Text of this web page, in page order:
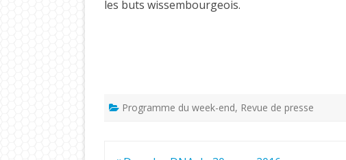
les buts wissembourgeois.
Programme du week-end, Revue de presse